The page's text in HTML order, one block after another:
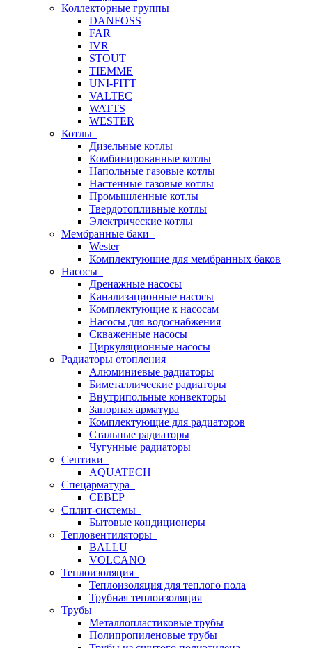
Коллекторные группы
DANFOSS
FAR
IVR
STOUT
TIEMME
UNI-FITT
VALTEC
WATTS
WESTER
Котлы
Дизельные котлы
Комбинированные котлы
Напольные газовые котлы
Настенные газовые котлы
Промышленные котлы
Твердотопливные котлы
Электрические котлы
Мембранные баки
Wester
Комплектуюшие для мембранных баков
Насосы
Дренажные насосы
Канализационные насосы
Комплектующие к насосам
Насосы для водоснабжения
Скваженные насосы
Циркуляционные насосы
Радиаторы отопления
Алюминиевые радиаторы
Биметаллические радиаторы
Внутрипольные конвекторы
Запорная арматура
Комплектующие для радиаторов
Стальные радиаторы
Чугунные радиаторы
Септики
AQUATECH
Спецарматура
СЕВЕР
Сплит-системы
Бытовые кондиционеры
Тепловентиляторы
BALLU
VOLCANO
Теплоизоляция
Теплоизоляция для теплого пола
Трубная теплоизоляция
Трубы
Металлопластиковые трубы
Полипропиленовые трубы